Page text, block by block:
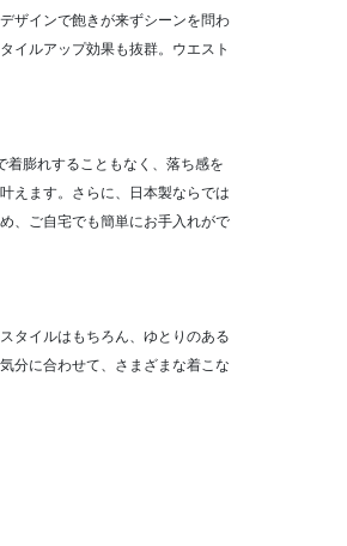
ザインで飽きが来ずシーンを問わ
イルアップ効果も抜群。ウエスト
着膨れすることもなく、落ち感を
えます。さらに、日本製ならでは
、ご自宅でも簡単にお手入れがで
タイルはもちろん、ゆとりのある
分に合わせて、さまざまな着こな